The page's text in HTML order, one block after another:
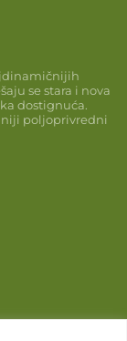
se stara i nova
dostignuća.
poljoprivredni